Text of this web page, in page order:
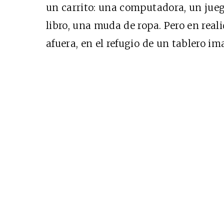
un carrito: una computadora, un
libro, una muda de ropa. Pero en
afuera, en el refugio de un tablero
Cine desde los
EDICIÓN MÉXICO
SUSCRÍBETE